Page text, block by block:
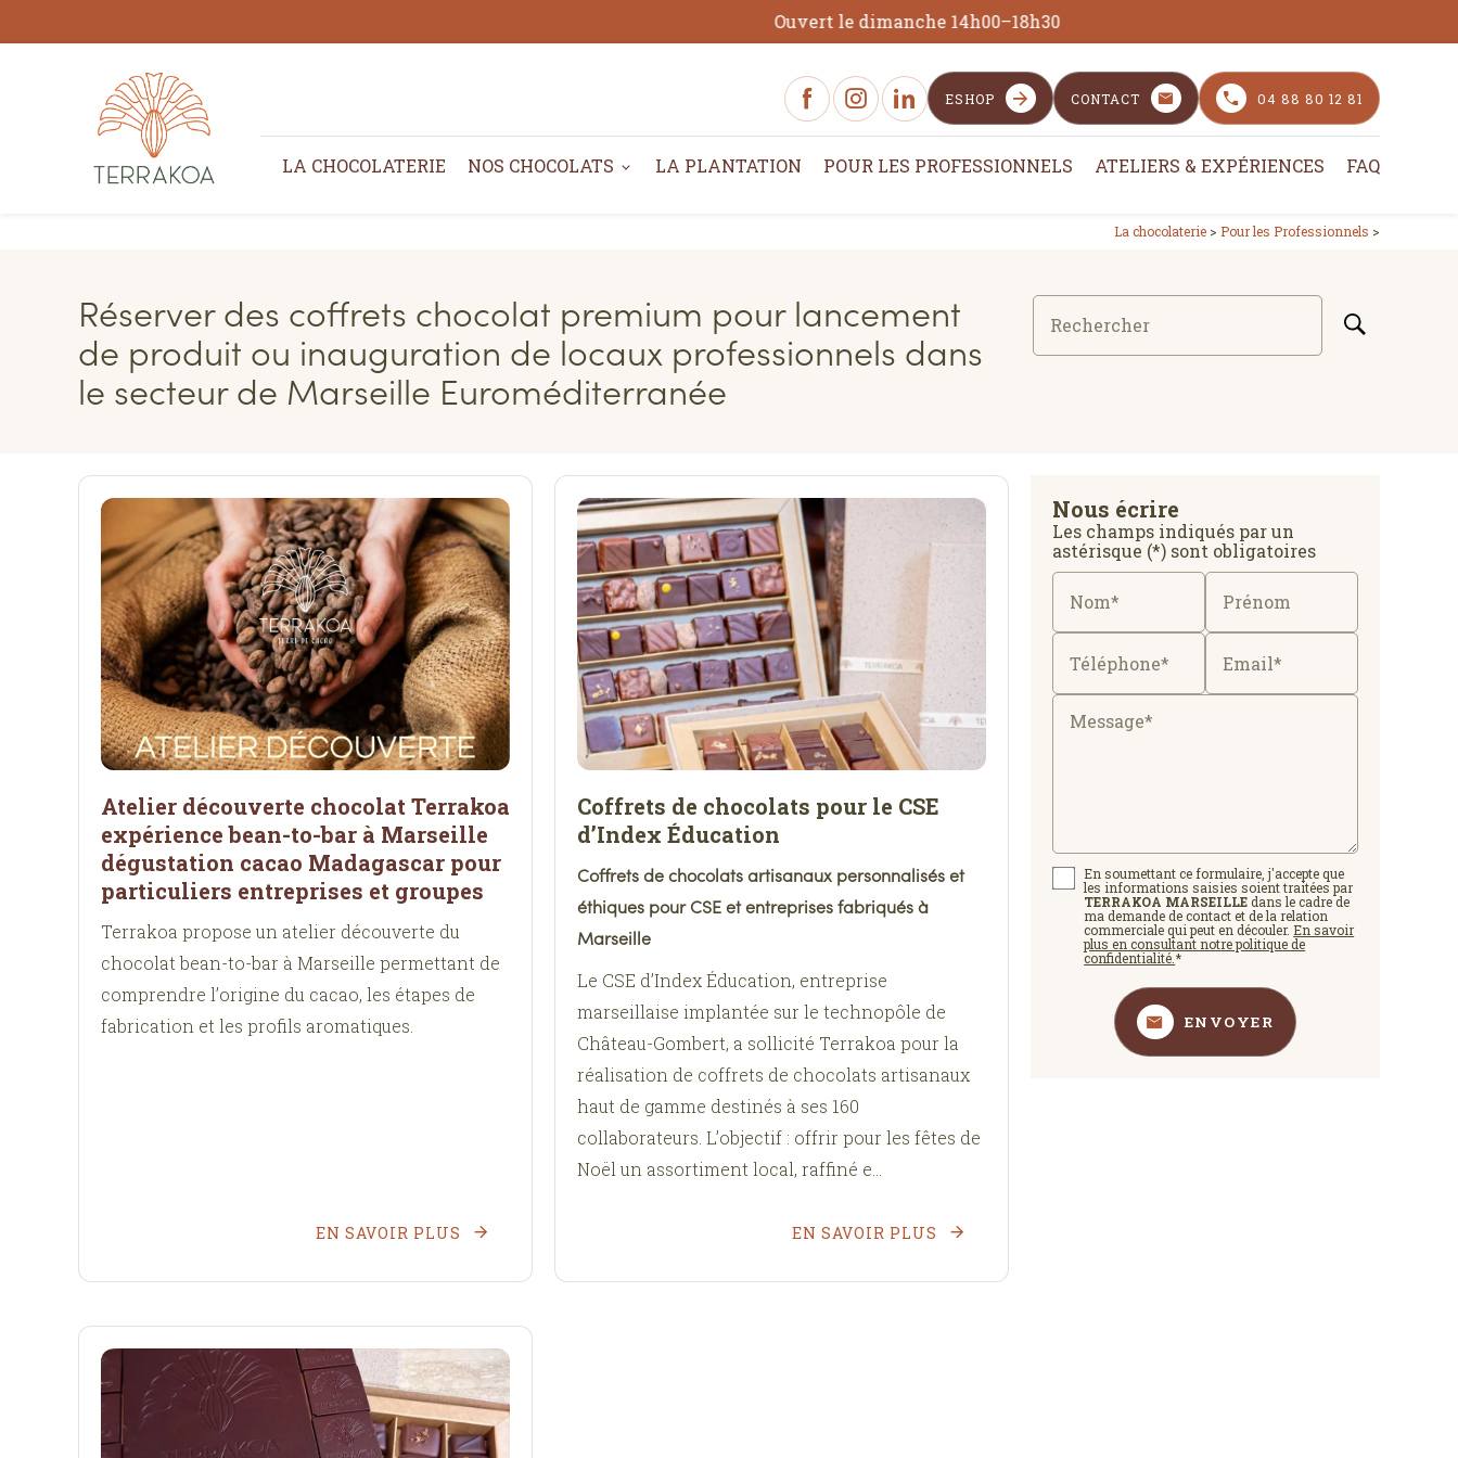
ESHOP CONTACT 04 88 80 12 81
LA CHOCOLATERIE NOS CHOCOLATS LA PLANTATION POUR LES PROFESSIONNELS ATELIERS & EXPÉRIENCES FAQ
La chocolaterie > Pour les Professionnels >
Réserver des coffrets chocolat premium pour lancement
de produit ou inauguration de locaux professionnels dans
le secteur de Marseille Euroméditerranée
Rechercher
Atelier découverte chocolat Terrakoa
expérience bean-to-bar à Marseille
dégustation cacao Madagascar pour
particuliers entreprises et groupes
Terrakoa propose un atelier découverte du
chocolat bean-to-bar à Marseille permettant de
comprendre l’origine du cacao, les étapes de
fabrication et les profils aromatiques.
EN SAVOIR PLUS
Coffrets de chocolats pour le CSE
d’Index Éducation
Coffrets de chocolats artisanaux personnalisés et
éthiques pour CSE et entreprises fabriqués à
Marseille
Le CSE d’Index Éducation, entreprise
marseillaise implantée sur le technopôle de
Château-Gombert, a sollicité Terrakoa pour la
réalisation de coffrets de chocolats artisanaux
haut de gamme destinés à ses 160
collaborateurs. L’objectif : offrir pour les fêtes de
Noël un assortiment local, raffiné e...
EN SAVOIR PLUS
Nous écrire
Les champs indiqués par un
astérisque (*) sont obligatoires
Nom* Prénom
Téléphone* Email*
Message*
En soumettant ce formulaire, j'accepte que
les informations saisies soient traitées par
TERRAKOA MARSEILLEdans le cadre de
ma demande de contact et de la relation
commerciale qui peut en découler.En savoir
plus en consultant notre politique de
confidentialité. *
ENVOYER